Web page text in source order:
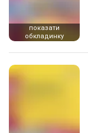
показати
обкладинку